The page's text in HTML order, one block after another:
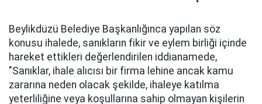
Beylikdüzü Belediye Başkanlığınca yapılan söz
konusu ihalede, sanıkların fikir ve eylem birliği içinde
hareket ettikleri değerlendirilen iddianamede,
"Sanıklar, ihale alıcısı bir firma lehine ancak kamu
zararına neden olacak şekilde, ihaleye katılma
yeterliliğine veya koşullarına sahip olmayan kişilerin